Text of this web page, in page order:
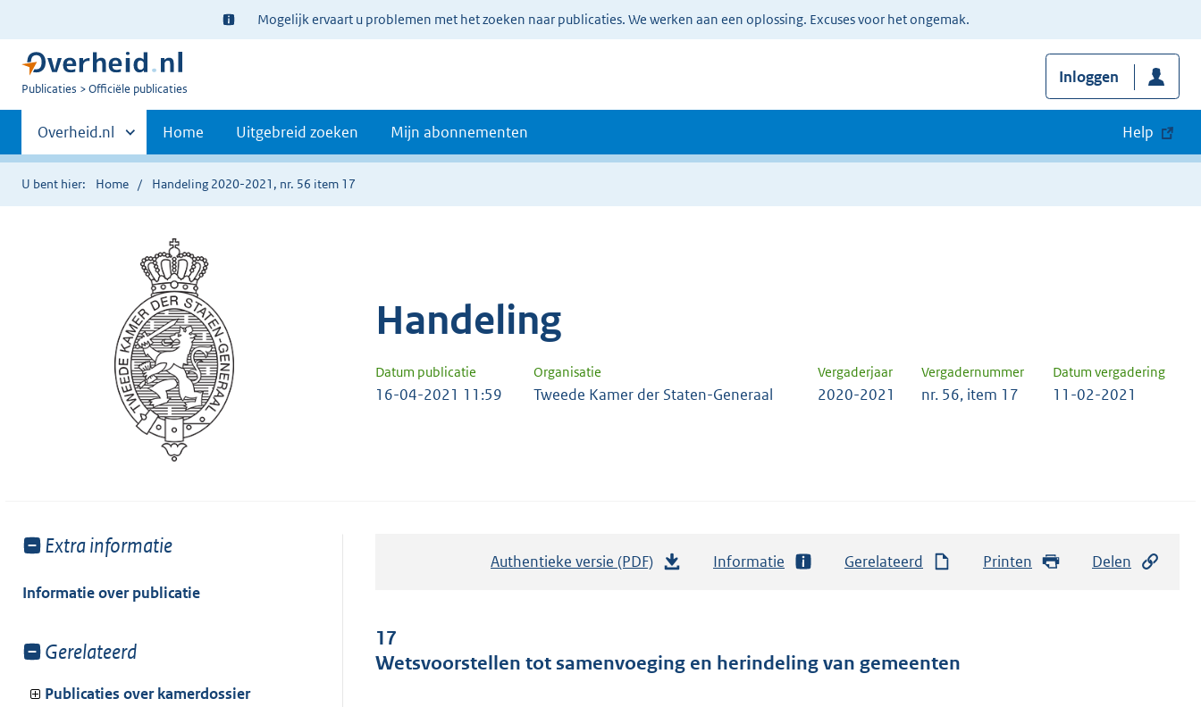
Ter
informatie:
Mogelijk ervaart u problemen met het zoeken naar publicaties. We werken aan een oplossing. Excuses voor het ongemak.
U
Publicaties Officiële publicaties
Inloggen
Primaire
navigatie
Andere
sites
binnen
Overheid.nl Home Uitgebreid zoeken Mijn abonnementen Help
U bent hier: Home Handeling 2020-2021, nr. 56 item 17
Handeling
Datum publicatie Organisatie Vergaderjaar Vergadernummer Datum vergadering
16-04-2021 11:59 Tweede Kamer der Staten-Generaal 2020-2021 nr. 56, item 17 11-02-2021
Toon
van:
Extra informatie
Informatie over publicatie
Toon
van:
Gerelateerd
Publicaties over kamerdossier
Authentieke versie (PDF)
a
Informatie Gerelateerd Printen Delen
17
Wetsvoorstellen tot samenvoeging en herindeling van gemeenten